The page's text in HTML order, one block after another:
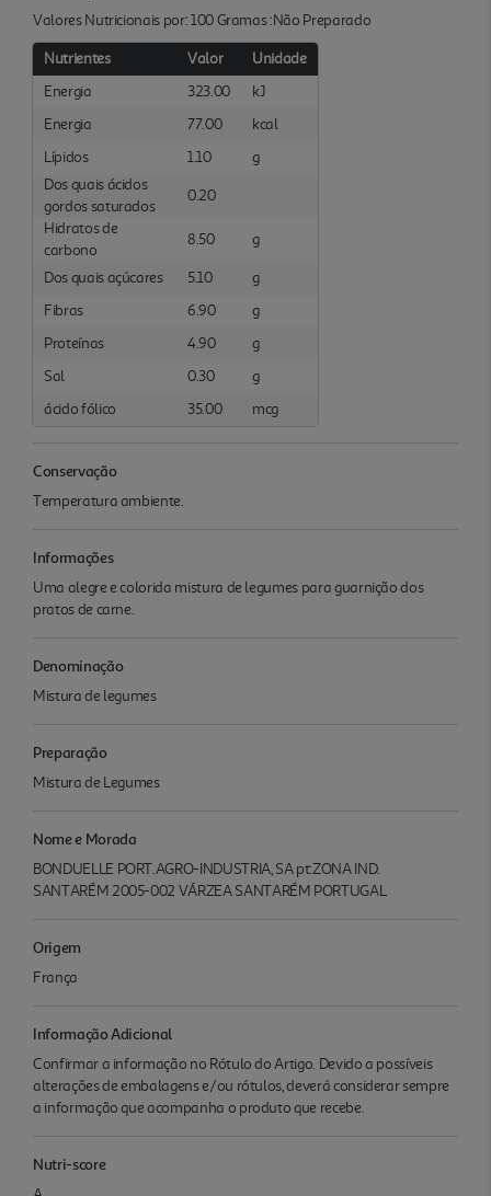
Valores Nutricionais por: 100 Gramas :Não Preparado
Nutrientes Valor
Unidade
Energia
323.00
kJ
Energia
77.00
kcal
Lípidos
1.10
g
Dos quais ácidos
gordos saturados
0.20
Hidratos de
carbono
8.50 g
Dos quais açúcares 5.10
g
Fibras
6.90
g
Proteínas
4.90
g
Sal
0.30
g
ácido fólico
35.00 mcg
Conservação
Temperatura ambiente.
Informações
Uma alegre e colorida mistura de legumes para guarnição dos
pratos de carne.
Denominação
Mistura de legumes
Preparação
Mistura de Legumes
Nome e Morada
BONDUELLE PORT.AGRO-INDUSTRIA, SA pt:ZONA IND.
SANTARÉM 2005-002 VÁRZEA SANTARÉM PORTUGAL
Origem
França
Informação Adicional
Confirmar a informação no Rótulo do Artigo. Devido a possíveis
alterações de embalagens e/ou rótulos, deverá considerar sempre
a informação que acompanha o produto que recebe.
Nutri-score